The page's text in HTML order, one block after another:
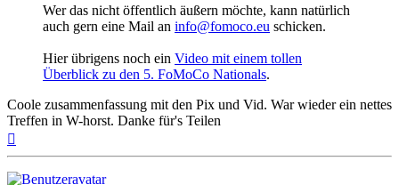
Wer das nicht öffentlich äußern möchte, kann natürlich
auch gern eine Mail an info@fomoco.eu schicken.
Hier übrigens noch ein Video mit einem tollen
Überblick zu den 5. FoMoCo Nationals.
Coole zusammenfassung mit den Pix und Vid. War wieder ein nettes
Treffen in W-horst. Danke für's Teilen